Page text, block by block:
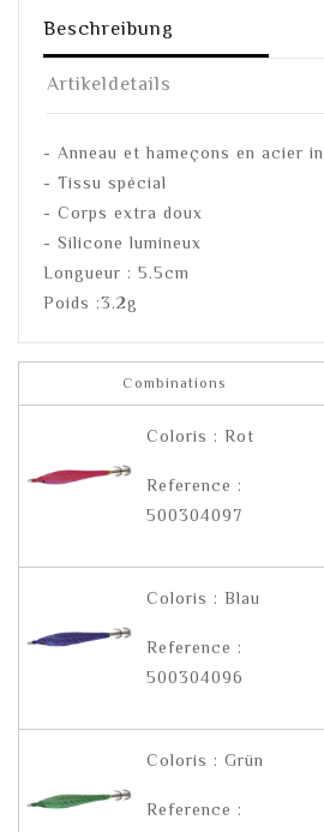
Beschreibung
Artikeldetails
- Anneau et hameçons en acier
- Tissu spécial
- Corps extra doux
- Silicone lumineux
Longueur : 5.5cm
Poids :3.2g
Combinations
Coloris : Rot
Reference :
500304097
Coloris : Blau
Reference :
500304096
Coloris : Grün
Reference :